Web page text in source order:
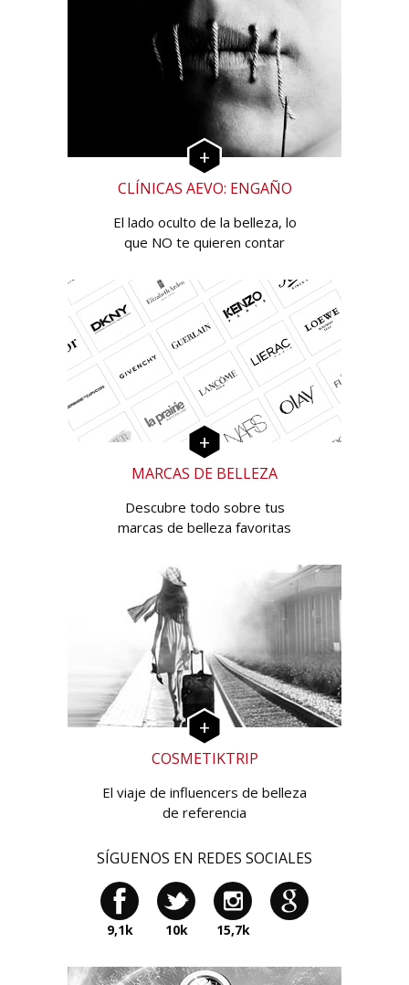
CLÍNICAS AEVO: ENGAÑO
El lado oculto de la belleza, lo
que NO te quieren contar
MARCAS DE BELLEZA
Descubre todo sobre tus
marcas de belleza favoritas
COSMETIKTRIP
El viaje de influencers de belleza
de referencia
SÍGUENOS EN REDES SOCIALES
9,1k 10k 15,7k